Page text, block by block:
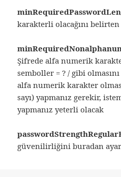
karakterli olacağını
Şifrede alfa numerik
semboller = ? / gibi
alfa numerik karakter
sayı) yapmanız gerekir,
yapmanız yeterli olacak
güvenilirliğini buradan